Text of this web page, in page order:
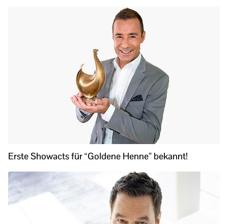
Erste Showacts für “Goldene Henne” bekannt!